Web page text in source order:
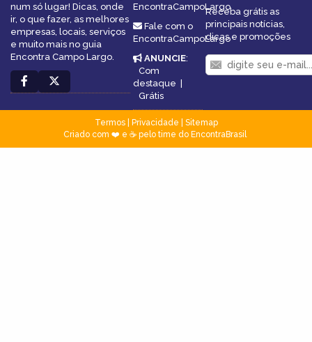
num só lugar! Dicas, onde
ir, o que fazer, as melhores
empresas, locais, serviços
e muito mais no guia
Encontra Campo Largo.
EncontraCampoLargo
Fale com o
EncontraCampoLargo
ANUNCIE:
Com
destaque
Grátis
Receba grátis as
principais notícias,
dicas e promoções
Termos| Privacidade
Sitemap
Criado com ❤️ e ☕ pelo time do EncontraBrasil